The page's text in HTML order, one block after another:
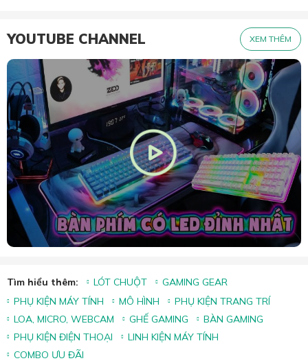
YOUTUBE CHANNEL XEM THÊM
Tìm hiểu thêm: LÓT CHUỘT
GAMING GEAR
PHỤ KIỆN MÁY TÍNH
MÔ HÌNH
PHỤ KIỆN TRANG TRÍ
LOA, MICRO, WEBCAM
GHẾ GAMING
BÀN GAMING
PHỤ KIỆN ĐIỆN THOẠI
LINH KIỆN MÁY TÍNH
COMBO ƯU ĐÃI